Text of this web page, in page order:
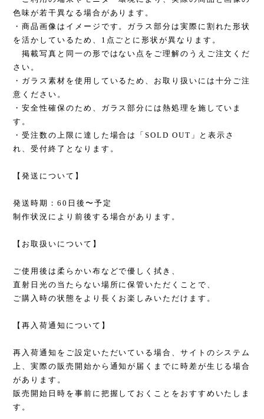
色味が若干異なる場合があります。
・商品画像はイメージです。ガラス部分は実際に割れた形状
を活かしているため、1点ごとに形状が異なります。
掲載写真と同一の形ではない点をご理解のうえご注文くだ
さい。
・ガラス素材を使用しているため、お取り扱いには十分ご注
意ください。
・安全性確保のため、ガラス部分には熱処理を施していま
す。
・受注数の上限に達した場合は「SOLD OUT」と表示さ
れ、受付終了となります。
【発送について】
発送時期：60日後〜予定
制作状況により前後する場合があります。
【お取扱いについて】
ご使用後は柔らかい布などで優しく拭き、
直射日光の当たらない場所に保管いただくことで、
ご購入時の状態をより長くお楽しみいただけます。
【再入荷通知について】
再入荷通知をご設定いただいている場合、サイトのシステム
上、実際の販売開始から通知が届くまでに時差が生じる場合
があります。
販売開始日時を事前に把握しておくことをおすすめいたしま
す。